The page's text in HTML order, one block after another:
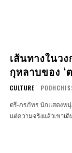
เส้นทางในว
กุหลาบของ ‘
CULTURE
ตรี-ภรภัทร นักแสดงห
แต่ความจริงแล้วเขาเ